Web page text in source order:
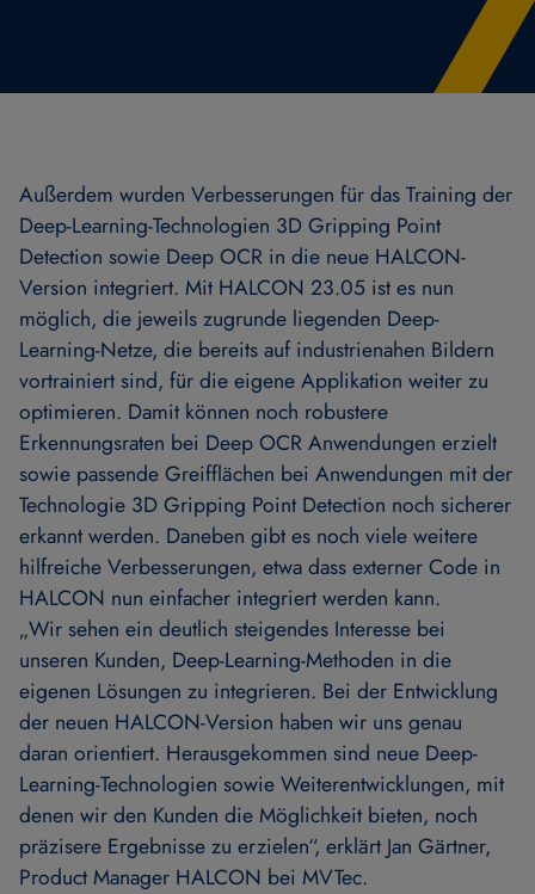
Außerdem wurden Verbesserungen für das Training der
Deep-Learning-Technologien 3D Gripping Point
Detection sowie Deep OCR in die neue HALCON-
Version integriert. Mit HALCON 23.05 ist es nun
möglich, die jeweils zugrunde liegenden Deep-
Learning-Netze, die bereits auf industrienahen Bildern
vortrainiert sind, für die eigene Applikation weiter zu
optimieren. Damit können noch robustere
Erkennungsraten bei Deep OCR Anwendungen erzielt
sowie passende Greifflächen bei Anwendungen mit der
Technologie 3D Gripping Point Detection noch sicherer
erkannt werden. Daneben gibt es noch viele weitere
hilfreiche Verbesserungen, etwa dass externer Code in
HALCON nun einfacher integriert werden kann.
„Wir sehen ein deutlich steigendes Interesse bei
unseren Kunden, Deep-Learning-Methoden in die
eigenen Lösungen zu integrieren. Bei der Entwicklung
der neuen HALCON-Version haben wir uns genau
daran orientiert. Herausgekommen sind neue Deep-
Learning-Technologien sowie Weiterentwicklungen, mit
denen wir den Kunden die Möglichkeit bieten, noch
präzisere Ergebnisse zu erzielen“, erklärt Jan Gärtner,
Product Manager HALCON bei MVTec.